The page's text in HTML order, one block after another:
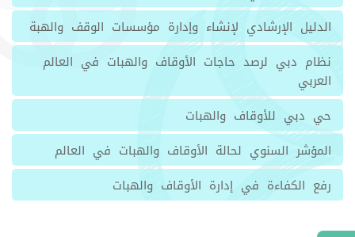
الدليل الإرشادي لإنشاء وإدارة مؤسسات الوقف والهبة
نظام دبي لرصد حاجات الأوقاف والهبات في العالم
العربي
حي دبي للأوقاف والهبات
المؤشر السنوي لحالة الأوقاف والهبات في العالم
رفع الكفاءة في إدارة الأوقاف والهبات